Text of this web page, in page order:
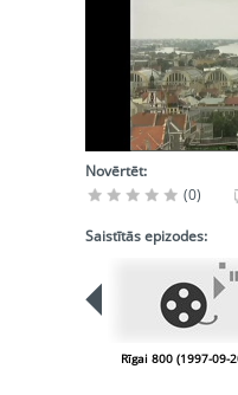
Novērtēt:
(0)
Saistītās epizodes:
Rīgai 800 (1997-09-